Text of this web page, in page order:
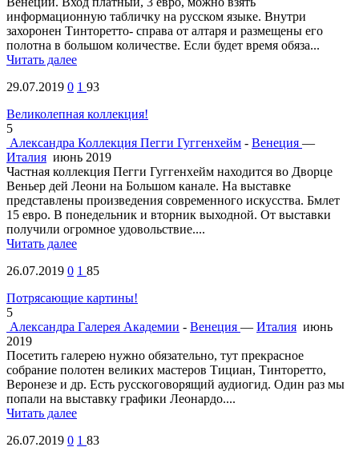
информационную табличку на русском языке. Внутри
захоронен Тинторетто- справа от алтаря и размещены его
полотна в большом количестве. Если будет время обяза...
Читать далее
29.07.2019 0 1 93
Великолепная коллекция!
5
Александра Коллекция Пегги Гуггенхейм - Венеция —
Италия июнь 2019
Частная коллекция Пегги Гуггенхейм находится во Дворце
Веньер дей Леони на Большом канале. На выставке
представлены произведения современного искусства. Бмлет
15 евро. В понедельник и вторник выходной. От выставки
получили огромное удовольствие....
Читать далее
26.07.2019 0 1 85
Потрясающие картины!
5
Александра Галерея Академии - Венеция — Италия июнь
2019
Посетить галерею нужно обязательно, тут прекрасное
собрание полотен великих мастеров Тициан, Тинторетто,
Веронезе и др. Есть русскоговорящий аудиогид. Один раз мы
попали на выставку графики Леонардо....
Читать далее
26.07.2019 0 1 83